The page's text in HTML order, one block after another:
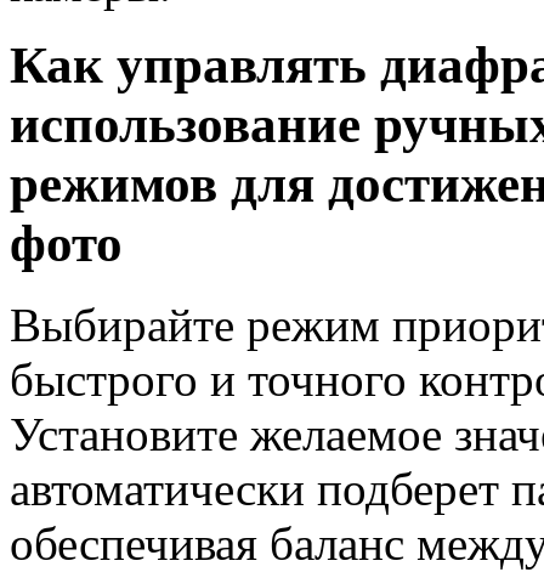
Как управлять
использование
режимов для
фото
Выбирайте режим
быстрого и точного
Установите желаемое
автоматически подберет
обеспечивая баланс